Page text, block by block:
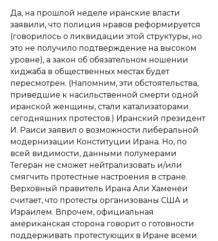
Да, на прошлой неделе иранские власти
заявили, что полиция нравов реформируется
(говорилось о ликвидации этой структуры, но
это не получило подтверждение на высоком
уровне), а закон об обязательном ношении
хиджаба в общественных местах будет
пересмотрен. (Напомним, эти обстоятельства,
приведшие к насильственной смерти одной
иранской женщины, стали катализаторами
сегодняшних протестов.) Иранский президент
И. Раиси заявил о возможности либеральной
модернизации Конституции Ирана. Но, по
всей видимости, данными полумерами
Тегеран не сможет нейтрализовать и/или
смягчить протестные настроения в стране.
Верховный правитель Ирана Али Хаменеи
считает, что протесты организованы США и
Израилем. Впрочем, официальная
американская сторона говорит о готовности
поддерживать протестующих в Иране всеми